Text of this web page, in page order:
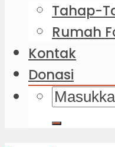
Tahap-
Rumah
Kontak
Donasi